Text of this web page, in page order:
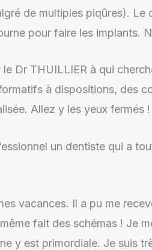
de multiples piqûres).
pour faire les implants.
Dr THUILLIER à qui
à dispositions, des
Allez y les yeux fermés !
un dentiste qui a
vacances. Il a pu me
fait des schémas ! Je
y est primordiale. Je suis